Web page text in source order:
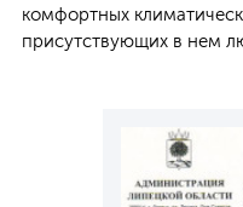
комфортных
присутствующих в нем